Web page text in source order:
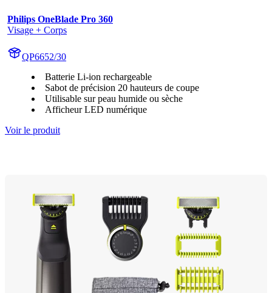
Philips OneBlade Pro 360
Visage + Corps
QP6652/30
Batterie Li-ion rechargeable
Sabot de précision 20 hauteurs de coupe
Utilisable sur peau humide ou sèche
Afficheur LED numérique
Voir le produit